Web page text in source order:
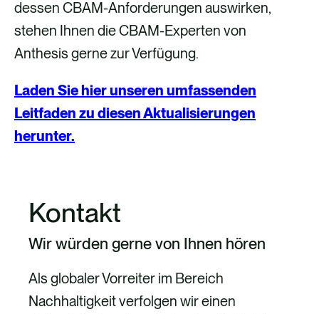
dessen CBAM-Anforderungen auswirken,
stehen Ihnen die CBAM-Experten von
Anthesis gerne zur Verfügung.
Laden Sie hier unseren umfassenden
Leitfaden zu diesen Aktualisierungen
herunter.
Kontakt
Wir würden gerne von Ihnen hören
Als globaler Vorreiter im Bereich
Nachhaltigkeit verfolgen wir einen